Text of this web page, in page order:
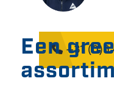
+31 (0)6
Een